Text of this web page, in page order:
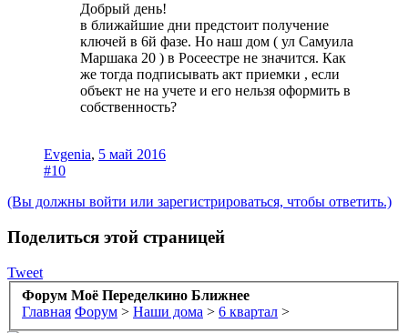
Добрый день!
в ближайшие дни предстоит получение
ключей в 6й фазе. Но наш дом ( ул Самуила
Маршака 20 ) в Росеестре не значится. Как
же тогда подписывать акт приемки , если
объект не на учете и его нельзя оформить в
собственность?
Evgenia, 5 май 2016
#10
(Вы должны войти или зарегистрироваться, чтобы ответить.)
Поделиться этой страницей
Tweet
Форум Моё Переделкино Ближнее
Главная Форум > Наши дома > 6 квартал >